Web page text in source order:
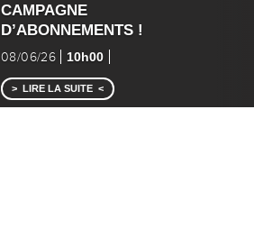
CAMPAGNE
D’ABONNEMENTS !
08/06/26 10h00
LIRE LA SUITE